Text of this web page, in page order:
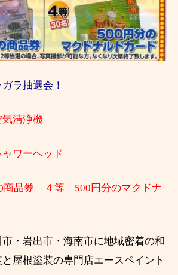
ラ抽選会！
気清浄機
ワーヘッド
商品券 ４等 500円分のマクドナ
・岩出市・海南市に地域密着の和
屋根塗装の専門店エースペイント